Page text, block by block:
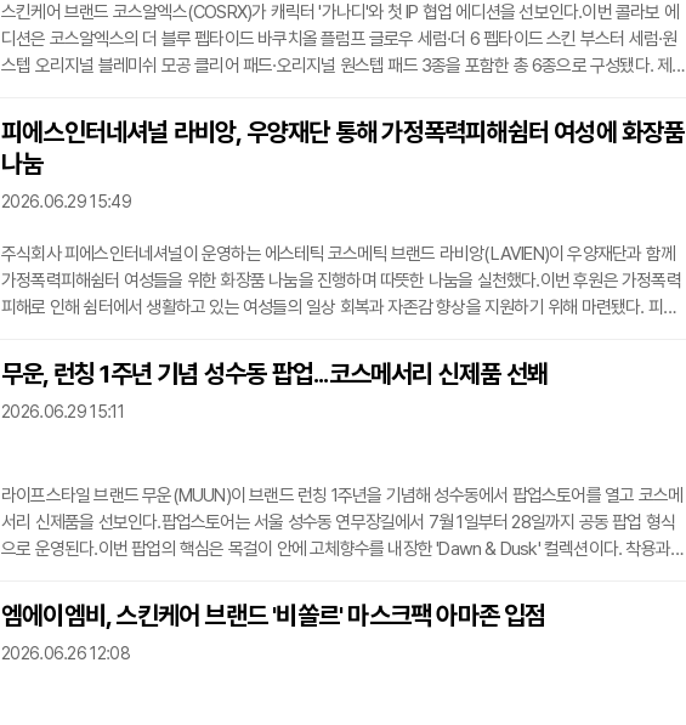
스킨케어 브랜드 코스알엑스(COSRX)가 캐릭터 '가나디'와 첫 IP 협업 에디션을 선보인다.이번 콜라보 에
디션은 코스알엑스의 더 블루 펩타이드 바쿠치올 플럼프 글로우 세럼·더 6 펩타이드 스킨 부스터 세럼·원
스텝 오리지널 블레미쉬 모공 클리어 패드·오리지널 원스텝 패드 3종을 포함한 총 6종으로 구성됐다. 제
올 플럼프 글로우 세럼 가나디 에디션에는 가나디 요정 키캡 키링이 포함된다. 더 6 펩타이드 스킨 부스터
세럼 가나디 에디션은 가나디 요정 피규어 굿즈 2종 중 1종을 랜덤으로 증정한다. 원스텝 오리지널 블레미
쉬 모공
피에스인터네셔널 라비앙, 우양재단 통해 가정폭력피해쉼터 여성에 화장품
나눔
2026.06.29 15:49
주식회사 피에스인터네셔널이 운영하는 에스테틱 코스메틱 브랜드 라비앙(LAVIEN)이 우양재단과 함께
가정폭력피해쉼터 여성들을 위한 화장품 나눔을 진행하며 따뜻한 나눔을 실천했다.이번 후원은 가정폭력
피해로 인해 쉼터에서 생활하고 있는 여성들의 일상 회복과 자존감 향상을 지원하기 위해 마련됐다. 피에
단을 통해 전국 가정폭력피해쉼터 여성들에게 전달될 예정이다.화장품은 단순한 미용 제품을 넘어 자신을
돌보고 표현하는 수단으로, 심리적 회복 과정에서 긍정적인 역할을 할 수 있다는 점에서 이번 나눔의 의미
를 더했다. 특히
무운, 런칭 1주년 기념 성수동 팝업...코스메서리 신제품 선봬
2026.06.29 15:11
라이프스타일 브랜드 무운(MUUN)이 브랜드 런칭 1주년을 기념해 성수동에서 팝업스토어를 열고 코스메
서리 신제품을 선보인다.팝업스토어는 서울 성수동 연무장길에서 7월 1일부터 28일까지 공동 팝업 형식
으로 운영된다.이번 팝업의 핵심은 목걸이 안에 고체향수를 내장한 'Dawn & Dusk' 컬렉션이다. 착용과
voke' 라인업의 모자와 의류 등도 함께 선보인다.무운은 기억 속 오브제를 현대적 감각으로 재해석한다는
브랜드 방향성 아래 하반기에도 신규 웨어러블 오브제 출시를 이어갈 계획이라고 밝혔다.
엠에이엠비, 스킨케어 브랜드 '비쏠르' 마스크팩 아마존 입점
2026.06.26 12:08